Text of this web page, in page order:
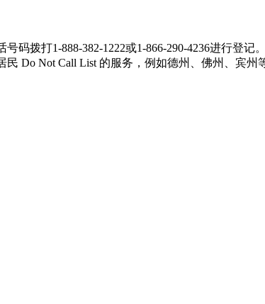
码拨打1-888-382-1222或1-866-290-4236进行登
民 Do Not Call List 的服务，例如德州、佛州、宾